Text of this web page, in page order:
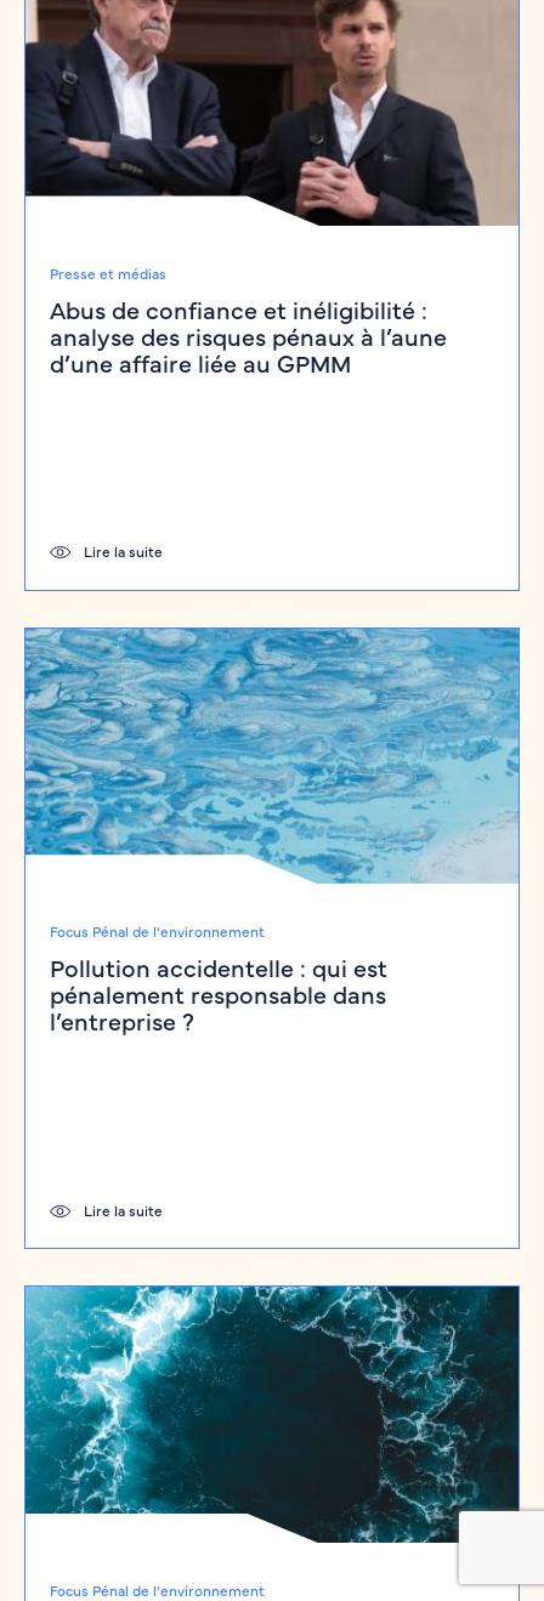
Presse et médias
Abus de confiance et inéligibilité :
analyse des risques pénaux à l’aune
d’une affaire liée au GPMM
Lire la suite
Focus Pénal de l'environnement
Pollution accidentelle : qui est
pénalement responsable dans
l’entreprise ?
Lire la suite
Focus Pénal de l'environnement